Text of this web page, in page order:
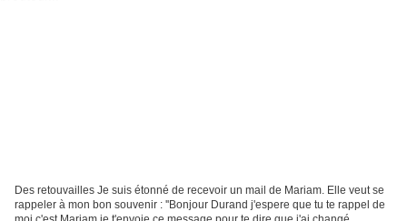
Des retouvailles Je suis étonné de recevoir un mail de Mariam. Elle veut se
rappeler à mon bon souvenir : ''Bonjour Durand j'espere que tu te rappel de